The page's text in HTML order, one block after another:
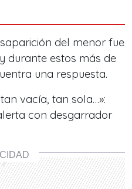
del menor fue
durante estos más de
una respuesta.
vacía, tan sola…»:
con desgarrador